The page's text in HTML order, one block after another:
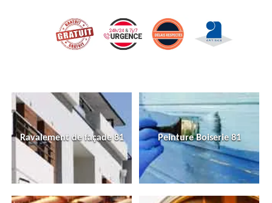
Ravalement de façade 81 Peinture Boiserie 81